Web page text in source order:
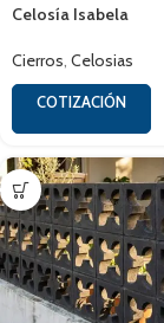
Celosía Isabela
Cierros, Celosias
COTIZACIÓN